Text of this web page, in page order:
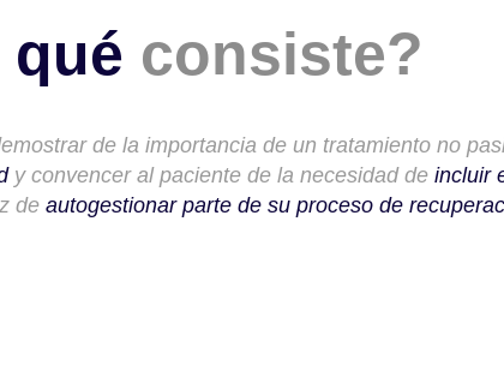
qué consiste?
de la importancia de un tratamiento no
y convencer al paciente de la necesidad de incluir
de autogestionar parte de su proceso de